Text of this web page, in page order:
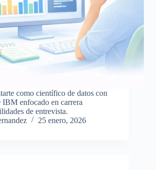
como científico de datos con
IBM enfocado en carrera
de entrevista.
25 enero, 2026